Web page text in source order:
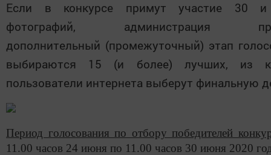
Если в конкурсе примут участие 30 и
фотографий, администрация
дополнительный (промежуточный) этап
выбираются 15 (и более) лучших, из
пользователи интернета выберут финальную
Период голосования по отбору победителей
11.00 часов 24 июня по 11.00 часов 30 июня 2020